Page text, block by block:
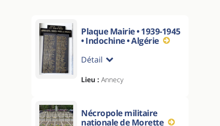
Plaque Mairie • 1939-1945
• Indochine • Algérie
Détail
Lieu : Annecy
Nécropole militaire
nationale de Morette